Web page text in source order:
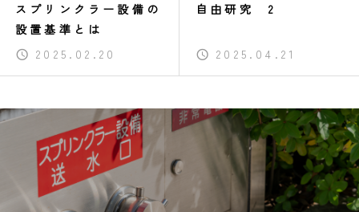
スプリンクラー設備の
設置基準とは
2025.02.20
自由研究 2
2025.04.21